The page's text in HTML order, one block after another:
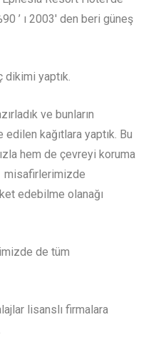
’ ı 2003′ den beri güneş
dikimi yaptık.
ve bunların
edilen kağıtlara yaptık. Bu
hem de çevreyi koruma
misafirlerimizde
edebilme olanağı
de tüm
lisanslı firmalara